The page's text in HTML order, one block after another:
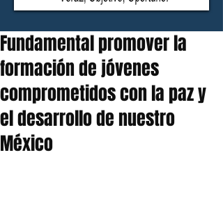
Fundamental promover la
formación de jóvenes
comprometidos con la paz y
el desarrollo de nuestro
México